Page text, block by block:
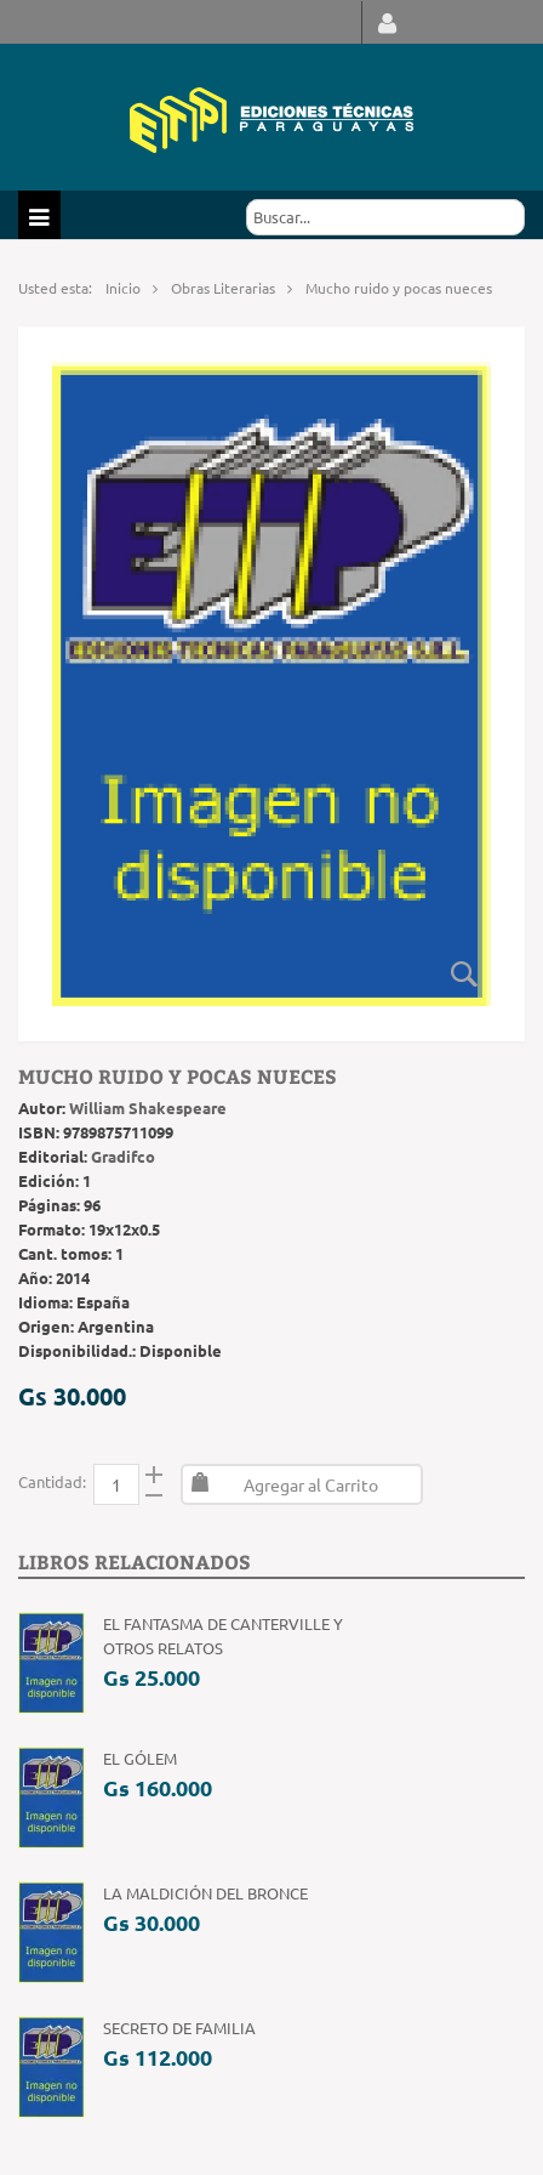
Usted esta: Inicio Obras Literarias Mucho ruido y pocas nueces
MUCHO RUIDO Y POCAS NUECES
Autor:William Shakespeare
ISBN:9789875711099
Editorial:Gradifco
Edición: 1
Páginas:96
Formato: 19x12x0.5
Cant. tomos: 1
Año:2014
Idioma: España
Origen:Argentina
Disponibilidad.: Disponible
Gs 30.000
Cantidad: Agregar al Carrito
LIBROS RELACIONADOS
EL FANTASMA DE CANTERVILLE Y
OTROS RELATOS
Gs 25.000
EL GÓLEM
Gs 160.000
LA MALDICIÓN DEL BRONCE
Gs 30.000
SECRETO DE FAMILIA
Gs 112.000